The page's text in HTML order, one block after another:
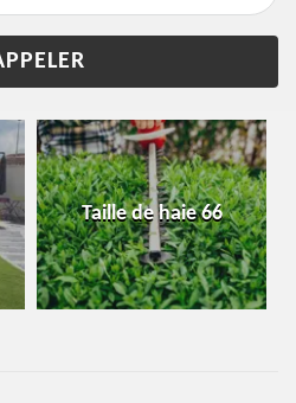
Taille de haie 66